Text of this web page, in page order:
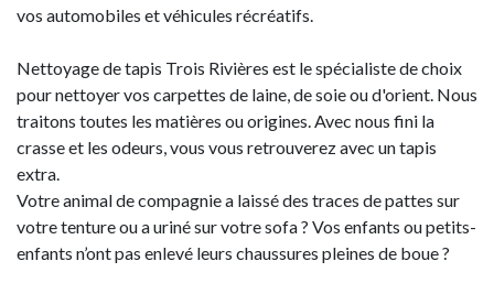
vos automobiles et véhicules récréatifs.
Nettoyage de tapis Trois Rivières est le spécialiste de choix
pour nettoyer vos carpettes de laine, de soie ou d'orient. Nous
traitons toutes les matières ou origines. Avec nous fini la
crasse et les odeurs, vous vous retrouverez avec un tapis
extra.
Votre animal de compagnie a laissé des traces de pattes sur
votre tenture ou a uriné sur votre sofa ? Vos enfants ou petits-
enfants n’ont pas enlevé leurs chaussures pleines de boue ?